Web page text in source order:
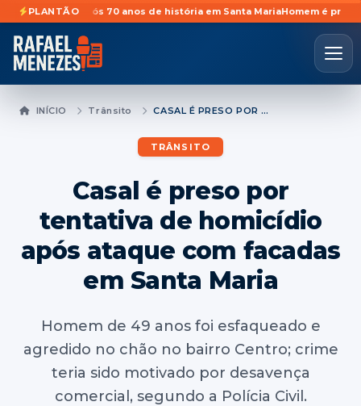
PLANTÃO
após 70 anos de história em Santa MariaHomem é preso
INÍCIO Trânsito CASAL É PRESO POR TENTATIVA DE HOMICÍDIO APÓS ATAQUE COM FACADAS EM SANTA MARIA
TRÂNSITO
Casal é preso por
tentativa de homicídio
após ataque com facadas
em Santa Maria
Homem de 49 anos foi esfaqueado e
agredido no chão no bairro Centro; crime
teria sido motivado por desavença
comercial, segundo a Polícia Civil.